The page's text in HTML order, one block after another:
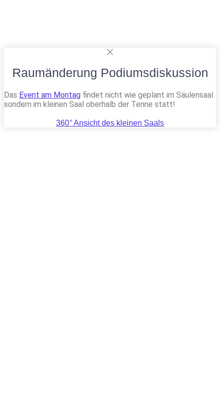
Raumänderung Podiumsdiskussion
Das Event am Montag findet nicht wie geplant im Säulensaal
sondern im kleinen Saal oberhalb der Tenne statt!
360° Ansicht des kleinen Saals